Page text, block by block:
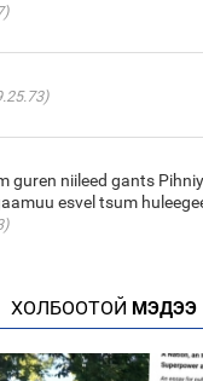
guren niileed gants
esvel tsum
ХОЛБООТОЙ МЭДЭЭ